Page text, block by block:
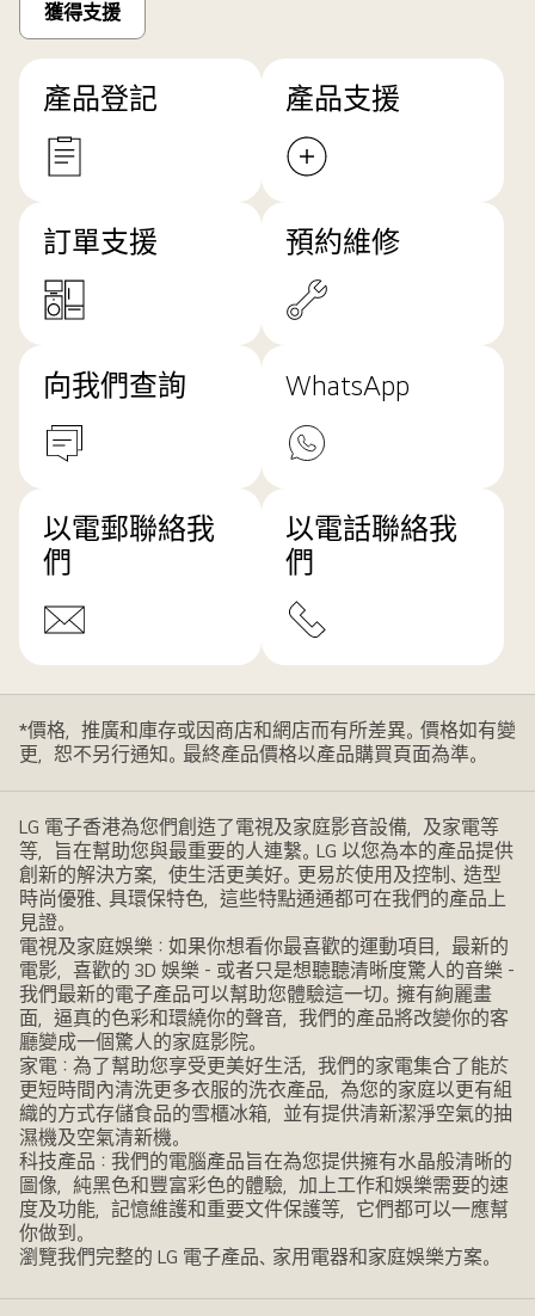
獲得支援
產品登記 產品支援
訂單支援 預約維修
向我們查詢 WhatsApp
以電郵聯絡我
們
以電話聯絡我
們
*價格，推廣和庫存或因商店和網店而有所差異。價格如有變
更，恕不另行通知。最終產品價格以產品購買頁面為準。
LG 電子香港為您們創造了電視及家庭影音設備，及家電等
等，旨在幫助您與最重要的人連繫。LG 以您為本的產品提供
創新的解決方案，使生活更美好。更易於使用及控制、造型
時尚優雅、具環保特色，這些特點通通都可在我們的產品上
見證。
電視及家庭娛樂：如果你想看你最喜歡的運動項目，最新的
電影，喜歡的 3D 娛樂 - 或者只是想聽聽清晰度驚人的音樂 -
我們最新的電子產品可以幫助您體驗這一切。擁有絢麗畫
面，逼真的色彩和環繞你的聲音，我們的產品將改變你的客
廳變成一個驚人的家庭影院。
家電：為了幫助您享受更美好生活，我們的家電集合了能於
更短時間內清洗更多衣服的洗衣產品，為您的家庭以更有組
織的方式存儲食品的雪櫃冰箱，並有提供清新潔淨空氣的抽
濕機及空氣清新機。
科技產品：我們的電腦產品旨在為您提供擁有水晶般清晰的
圖像，純黑色和豐富彩色的體驗，加上工作和娛樂需要的速
度及功能，記憶維護和重要文件保護等，它們都可以一應幫
你做到。
瀏覽我們完整的 LG 電子產品、家用電器和家庭娛樂方案。